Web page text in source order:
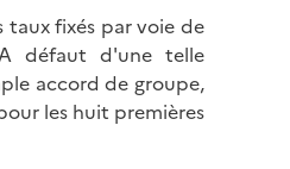
taux fixés par voie de
défaut d'une telle
accord de groupe,
les huit premières